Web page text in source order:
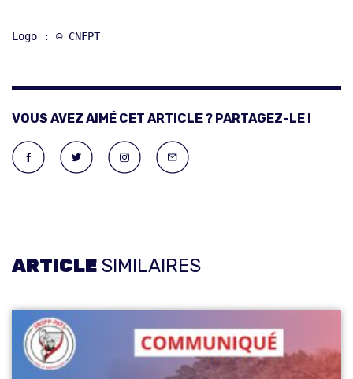
Logo : © CNFPT
VOUS AVEZ AIMÉ CET ARTICLE ? PARTAGEZ-LE !
ARTICLE SIMILAIRES